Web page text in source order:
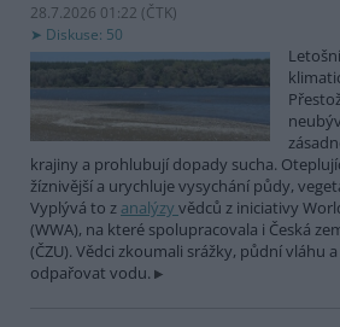
28.7.2026 01:22 (ČTK)
Diskuse: 50
krajiny a prohlubují dopady sucha.
žíznivější a urychluje vysychání půdy,
Vyplývá to z analýzy vědců z iniciativy
(WWA), na které spolupracovala i Česká
(ČZU). Vědci zkoumali srážky, půdní vláhu
odpařovat vodu.